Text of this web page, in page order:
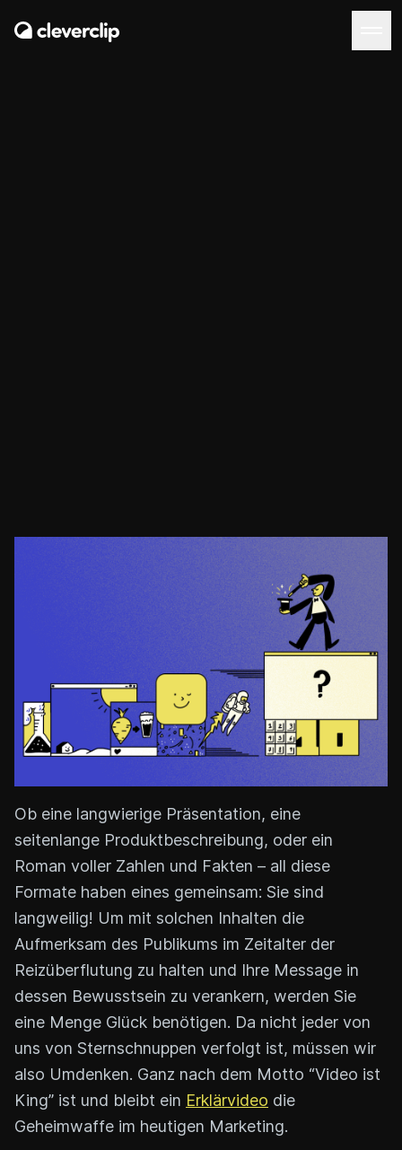
Ob eine langwierige Präsentation, eine
seitenlange Produktbeschreibung, oder ein
Roman voller Zahlen und Fakten – all diese
Formate haben eines gemeinsam: Sie sind
langweilig! Um mit solchen Inhalten die
Aufmerksam des Publikums im Zeitalter der
Reizüberflutung zu halten und Ihre Message in
dessen Bewusstsein zu verankern, werden Sie
eine Menge Glück benötigen. Da nicht jeder von
uns von Sternschnuppen verfolgt ist, müssen wir
also Umdenken. Ganz nach dem Motto “Video ist
King” ist und bleibt ein Erklärvideo die
Geheimwaffe im heutigen Marketing.